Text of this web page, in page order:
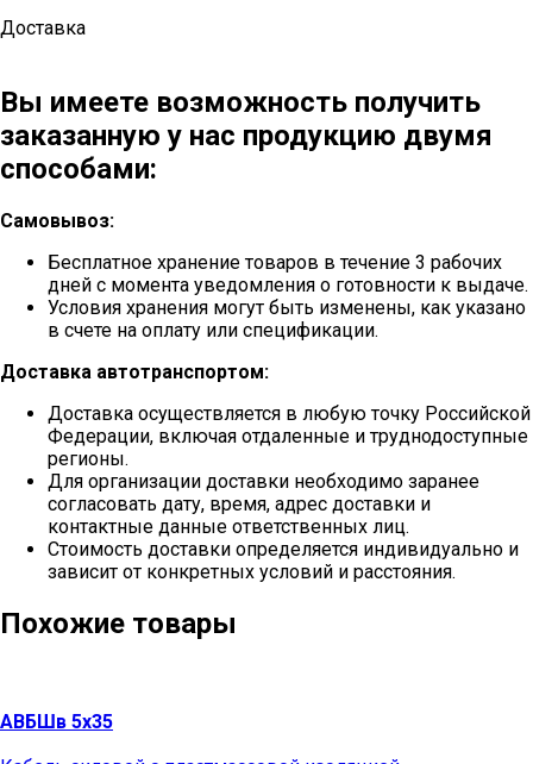
Доставка
Вы имеете возможность получить
заказанную у нас продукцию двумя
способами:
Самовывоз:
Бесплатное хранение товаров в течение 3 рабочих
дней с момента уведомления о готовности к выдаче.
Условия хранения могут быть изменены, как указано
в счете на оплату или спецификации.
Доставка автотранспортом:
Доставка осуществляется в любую точку Российской
Федерации, включая отдаленные и труднодоступные
регионы.
Для организации доставки необходимо заранее
согласовать дату, время, адрес доставки и
контактные данные ответственных лиц.
Стоимость доставки определяется индивидуально и
зависит от конкретных условий и расстояния.
Похожие товары
АВБШв 5х35